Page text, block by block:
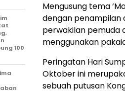
Mengusung tema
dengan penampilan
perwakilan pemuda
menggunakan
Peringatan Hari
Oktober ini
sebuah putusan
100